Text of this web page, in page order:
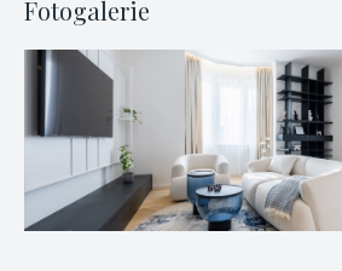
Fotogalerie